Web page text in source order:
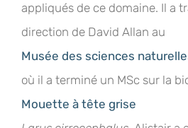
appliqués de ce domaine. Il a
direction de David Allan au
Musée des sciences
où il a terminé un MSc sur la
Mouette à tête grise